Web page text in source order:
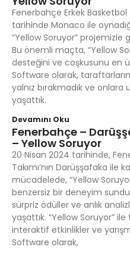
Fenerbahçe Erkek Basketbol
tarihinde Monaco ile
“Yellow Soruyor” projemizle
Bu önemli maçta, “Yellow
desteğini ve coşkusunu en
Software olarak,
yalnız bırakmadık ve
yaşattık.
Devamını Oku
Fenerbahçe –
– Yellow Soruyor
20 Nisan 2024 tarihinde,
Takımı’nın Darüşşafaka ile
mücadelede, “Yellow
benzersiz bir deneyim
sürpriz ödüller ve anlık
yaşattık. “Yellow Soruyor”
interaktif etkinlikler ve
Software olarak,